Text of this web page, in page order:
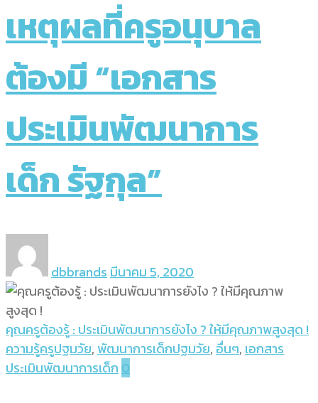
เหตุผลที่ครูอนุบาล
ต้องมี “เอกสาร
ประเมินพัฒนาการ
เด็ก รัฐกุล”
dbbrands มีนาคม 5, 2020
คุณครูต้องรู้ : ประเมินพัฒนาการยังไง ? ให้มีคุณภาพสูงสุด !
ความรู้ครูปฐมวัย, พัฒนาการเด็กปฐมวัย, อื่นๆ, เอกสาร
ประเมินพัฒนาการเด็ก 0